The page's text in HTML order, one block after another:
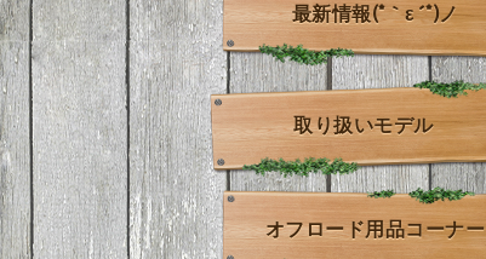
最新情報(*｀ε´*)ノ
取り扱いモデル
オフロード用品コーナー